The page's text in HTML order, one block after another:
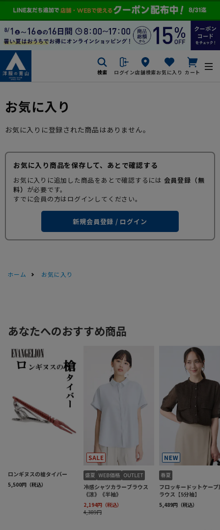
検索 ログイン店舗検索お気に入り カート
お気に入り
お気に入りに登録された商品はありません。
お気に入り商品を保存して、あとで確認する
お気に入りに追加した商品をあとで確認するには 会員登録（無
料） が必要です。
すでに会員の方はログインしてください。
新規会員登録 / ログイン
ホーム お気に入り